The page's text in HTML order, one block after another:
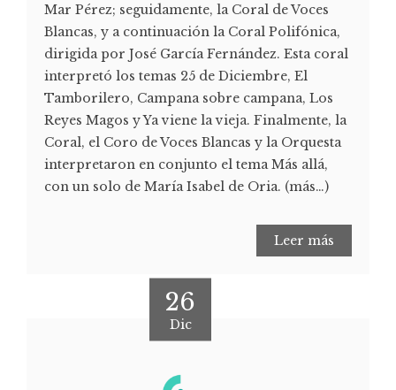
Mar Pérez; seguidamente, la Coral de Voces
Blancas, y a continuación la Coral Polifónica,
dirigida por José García Fernández. Esta coral
interpretó los temas 25 de Diciembre, El
Tamborilero, Campana sobre campana, Los
Reyes Magos y Ya viene la vieja. Finalmente, la
Coral, el Coro de Voces Blancas y la Orquesta
interpretaron en conjunto el tema Más allá,
con un solo de María Isabel de Oria. (más…)
Leer más
26
Dic